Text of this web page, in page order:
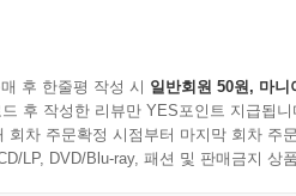
후 한줄평 작성 시 일반회원 50원, 마니
후 작성한 리뷰만 YES포인트 지급됩니
회차 주문확정 시점부터 마지막 회차 주
LP, DVD/Blu-ray, 패션 및 판매금지 상